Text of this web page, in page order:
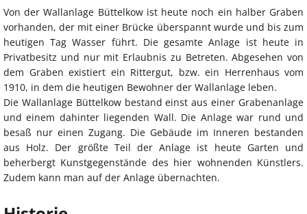
Von der Wallanlage Büttelkow ist heute noch ein halber Graben
vorhanden, der mit einer Brücke überspannt wurde und bis zum
heutigen Tag Wasser führt. Die gesamte Anlage ist heute in
Privatbesitz und nur mit Erlaubnis zu Betreten. Abgesehen von
dem Graben existiert ein Rittergut, bzw. ein Herrenhaus vom
1910, in dem die heutigen Bewohner der Wallanlage leben.
Die Wallanlage Büttelkow bestand einst aus einer Grabenanlage
und einem dahinter liegenden Wall. Die Anlage war rund und
besaß nur einen Zugang. Die Gebäude im Inneren bestanden
aus Holz. Der größte Teil der Anlage ist heute Garten und
beherbergt Kunstgegenstände des hier wohnenden Künstlers.
Zudem kann man auf der Anlage übernachten.